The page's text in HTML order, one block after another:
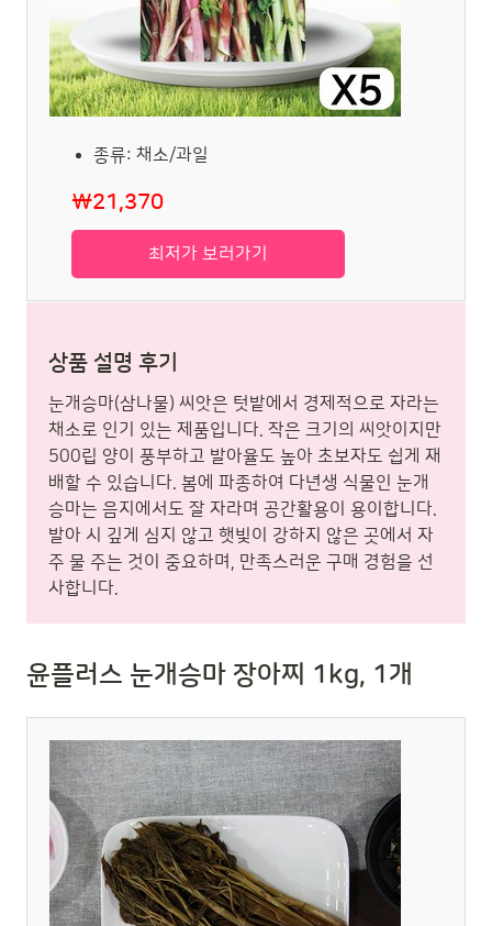
종류: 채소/과일
₩21,370
최저가 보러가기
상품 설명 후기
눈개승마(삼나물) 씨앗은 텃밭에서 경제적으로 자라는
채소로 인기 있는 제품입니다. 작은 크기의 씨앗이지만
500립 양이 풍부하고 발아율도 높아 초보자도 쉽게 재
배할 수 있습니다. 봄에 파종하여 다년생 식물인 눈개
승마는 음지에서도 잘 자라며 공간활용이 용이합니다.
발아 시 깊게 심지 않고 햇빛이 강하지 않은 곳에서 자
주 물 주는 것이 중요하며, 만족스러운 구매 경험을 선
사합니다.
윤플러스 눈개승마 장아찌 1kg, 1개